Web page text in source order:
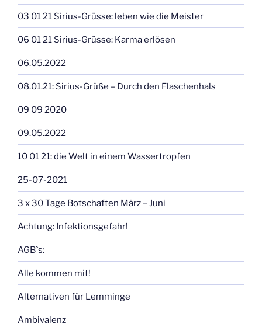
03 01 21 Sirius-Grüsse: leben wie die Meister
06 01 21 Sirius-Grüsse: Karma erlösen
06.05.2022
08.01.21: Sirius-Grüße – Durch den Flaschenhals
09 09 2020
09.05.2022
10 01 21: die Welt in einem Wassertropfen
25-07-2021
3 x 30 Tage Botschaften März – Juni
Achtung: Infektionsgefahr!
AGB`s:
Alle kommen mit!
Alternativen für Lemminge
Ambivalenz